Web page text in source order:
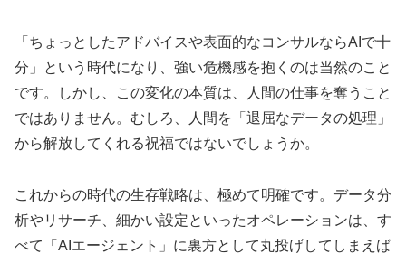
「ちょっとしたアドバイスや表面的なコンサルならAIで十
分」という時代になり、強い危機感を抱くのは当然のこと
です。しかし、この変化の本質は、人間の仕事を奪うこと
ではありません。むしろ、人間を「退屈なデータの処理」
から解放してくれる祝福ではないでしょうか。
これからの時代の生存戦略は、極めて明確です。データ分
析やリサーチ、細かい設定といったオペレーションは、す
べて「AIエージェント」に裏方として丸投げしてしまえば